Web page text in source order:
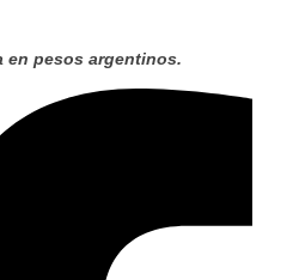
en pesos argentinos.